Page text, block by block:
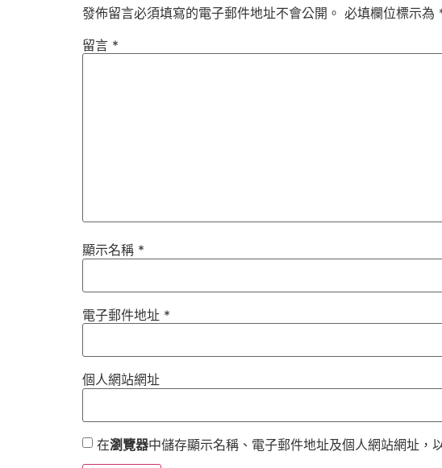
發佈留言必須填寫的電子郵件地址不會公開。 必填欄位標示為
留言 *
顯示名稱 *
電子郵件地址 *
個人網站網址
在瀏覽器中儲存顯示名稱、電子郵件地址及個人網站網址，